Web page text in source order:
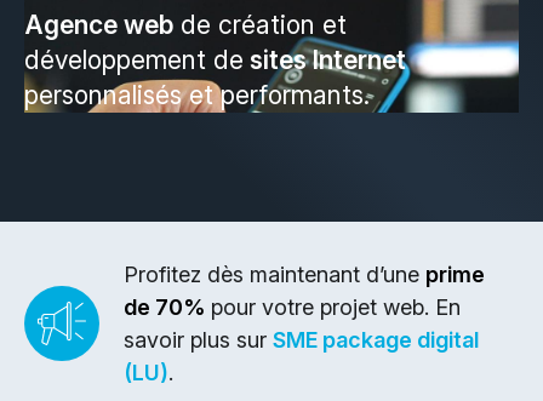
Stratégie marketing
Web Analytics & Reporting
Création de sites web
Création de contenu & storytelling
Marketing
Marketing 360°
Agence web de création et
développement de sites Internet
personnalisés et performants.
Profitez dès maintenant d’une prime
de 70% pour votre projet web. En
savoir plus sur SME package digital
(LU).